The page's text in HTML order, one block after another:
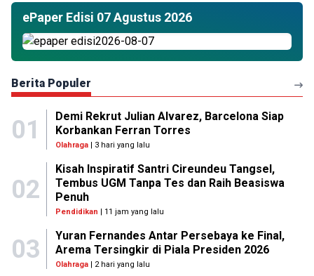
ePaper Edisi 07 Agustus 2026
Berita Populer
01
Demi Rekrut Julian Alvarez, Barcelona Siap
Korbankan Ferran Torres
Olahraga| 3 hari yang lalu
02
Kisah Inspiratif Santri Cireundeu Tangsel,
Tembus UGM Tanpa Tes dan Raih Beasiswa
Penuh
Pendidikan | 11 jam yang lalu
03
Yuran Fernandes Antar Persebaya ke Final,
Arema Tersingkir di Piala Presiden 2026
Olahraga| 2 hari yang lalu